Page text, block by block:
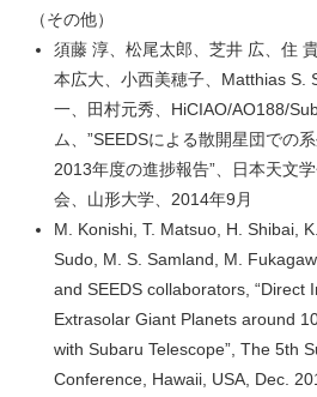
（その他）
須藤 淳、松尾太郎、芝井 広、住
本広大、小西美穂子、Matthias S.
一、田村元秀、HiCIAO/AO188/
ム、”SEEDSによる散開星団での
2013年度の進捗報告”、日本天文
会、山形大学、2014年9月
M. Konishi, T. Matsuo, H. Shibai,
Sudo, M. S. Samland, M.
and SEEDS collaborators, “Direct
Extrasolar Giant Planets around
with Subaru Telescope”, The 5th
Conference, Hawaii, USA, Dec.